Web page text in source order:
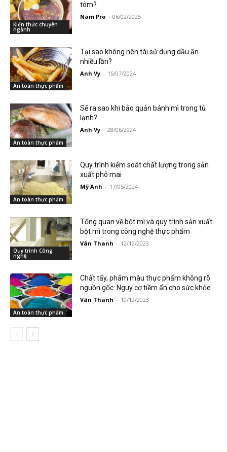
Kiến thức chuyên
ngành
tôm?
Nam Pro - 06/02/2025
An toàn thực phẩm
Tại sao không nên tái sử dụng dầu ăn
nhiều lần?
Anh Vy - 15/07/2024
An toàn thực phẩm
Sẽ ra sao khi bảo quản bánh mì trong tủ
lạnh?
Anh Vy - 28/06/2024
An toàn thực phẩm
Quy trình kiểm soát chất lượng trong sản
xuất phô mai
Mỹ Anh - 17/05/2024
Quy trình Công
nghệ
Tổng quan về bột mì và quy trình sản xuất
bột mì trong công nghệ thực phẩm
Vân Thanh - 12/12/2023
An toàn thực phẩm
Chất tẩy, phẩm màu thực phẩm không rõ
nguồn gốc: Nguy cơ tiềm ẩn cho sức khỏe
Vân Thanh - 10/12/2023